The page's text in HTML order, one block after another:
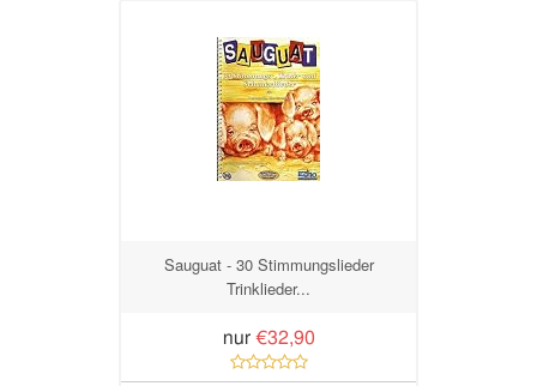
Sauguat - 30 Stimmungslieder
Trinklieder...
nur €32,90